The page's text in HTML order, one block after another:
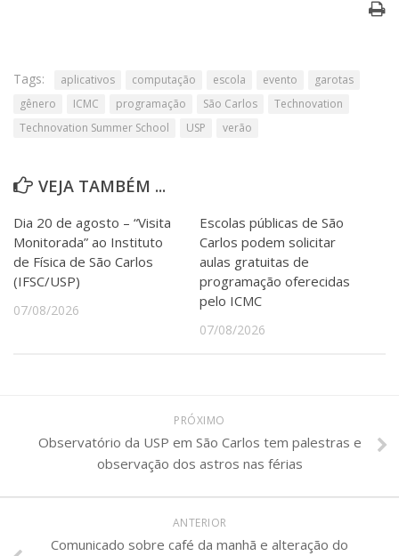
Tags: aplicativos computação escola evento
garotas
gênero
ICMC programação São Carlos
Technovation
Technovation Summer School
USP verão
VEJA TAMBÉM ...
Dia 20 de agosto – “Visita
Monitorada” ao Instituto
de Física de São Carlos
(IFSC/USP)
07/08/2026
Escolas públicas de São
Carlos podem solicitar
aulas gratuitas de
programação oferecidas
pelo ICMC
07/08/2026
PRÓXIMO
Observatório da USP em São Carlos tem palestras e
observação dos astros nas férias
ANTERIOR
Comunicado sobre café da manhã e alteração do